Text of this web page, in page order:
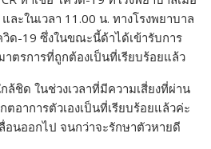
ละในเวลา 11.00 น. ทางโรงพยาบาล
ด-19 ซึ่งในขณะนี้ด้าได้เข้ารับการ
ตรการที่ถูกต้องเป็นที่เรียบร้อยแล้ว
ล้ชิด ในช่วงเวลาที่มีความเสี่ยงที่ผ่าน
ตอาการตัวเองเป็นที่เรียบร้อยแล้วค่ะ
อนออกไป จนกว่าจะรักษาตัวหายดี